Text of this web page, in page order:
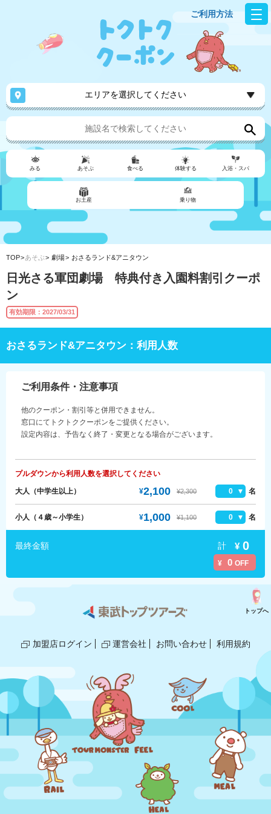
ご利用方法
エリアを選択してください
みる あそぶ 食べる 体験する 入浴・スパ
お土産 乗り物
TOP あそぶ 劇場 おさるランド&アニタウン
日光さる軍団劇場 特典付き入園料割引クーポ
ン
有効期限：2027/03/31
おさるランド&アニタウン：利用人数
ご利用条件・注意事項
他のクーポン・割引等と併用できません。
窓口にてトクトククーポンをご提供ください。
設定内容は、予告なく終了・変更となる場合がございます。
プルダウンから利用人数を選択してください
大人（中学生以上） ¥2,100 ¥2,300 0 名
小人（４歳～小学生） ¥1,000 ¥1,100 0 名
最終金額
¥ 0 OFF
計 ¥ 0
加盟店ログイン 運営会社 お問い合わせ 利用規約
トップへ